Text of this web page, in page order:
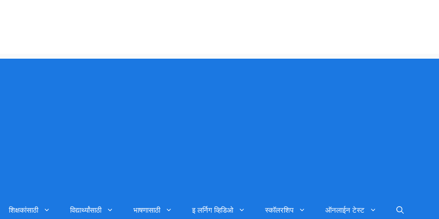
शिक्षकांसाठी विद्यार्थ्यांसाठी भाषणासाठी इ लर्निग व्हिडिओ स्कॉलरशिप ऑनलाईन टेस्ट